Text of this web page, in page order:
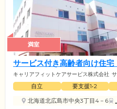
満室
サービス付き高齢者向け住
キャリアフィットケアサービス株式会社
自立 要支援1•2
北海道北広島市中央3丁目4－6